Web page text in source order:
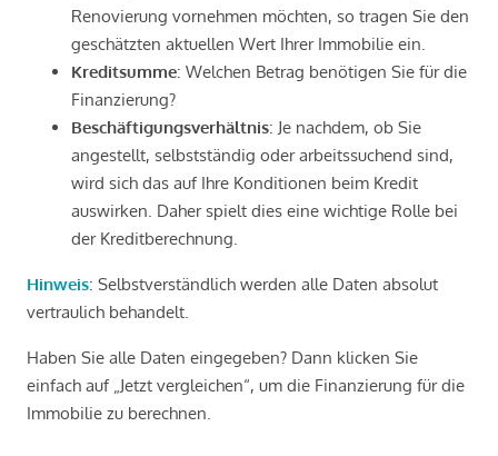
Renovierung vornehmen möchten, so tragen Sie den
geschätzten aktuellen Wert Ihrer Immobilie ein.
Kreditsumme: Welchen Betrag benötigen Sie für die
Finanzierung?
Beschäftigungsverhältnis: Je nachdem, ob Sie
angestellt, selbstständig oder arbeitssuchend sind,
wird sich das auf Ihre Konditionen beim Kredit
auswirken. Daher spielt dies eine wichtige Rolle bei
der Kreditberechnung.
Hinweis: Selbstverständlich werden alle Daten absolut
vertraulich behandelt.
Haben Sie alle Daten eingegeben? Dann klicken Sie
einfach auf „Jetzt vergleichen“, um die Finanzierung für die
Immobilie zu berechnen.